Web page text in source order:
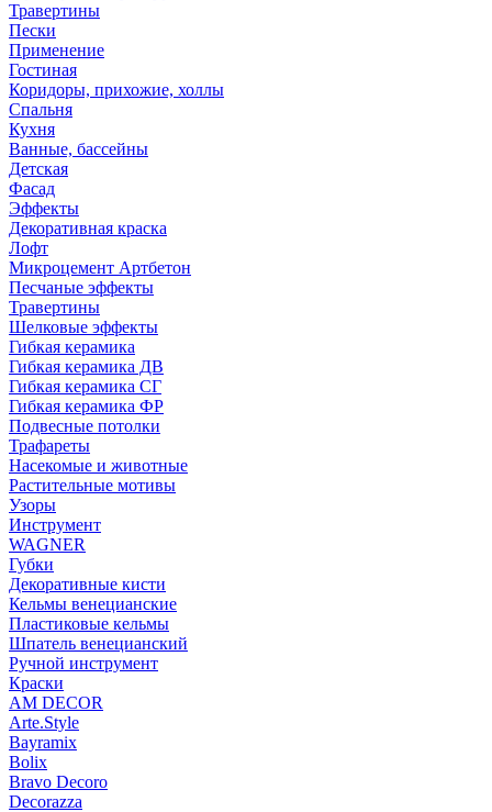
Травертины
Пески
Применение
Гостиная
Коридоры, прихожие, холлы
Спальня
Кухня
Ванные, бассейны
Детская
Фасад
Эффекты
Декоративная краска
Лофт
Микроцемент Артбетон
Песчаные эффекты
Травертины
Шелковые эффекты
Гибкая керамика
Гибкая керамика ДВ
Гибкая керамика СГ
Гибкая керамика ФР
Подвесные потолки
Трафареты
Насекомые и животные
Растительные мотивы
Узоры
Инструмент
WAGNER
Губки
Декоративные кисти
Кельмы венецианские
Пластиковые кельмы
Шпатель венецианский
Ручной инструмент
Краски
AM DECOR
Arte.Style
Bayramix
Bolix
Bravo Decoro
Decorazza